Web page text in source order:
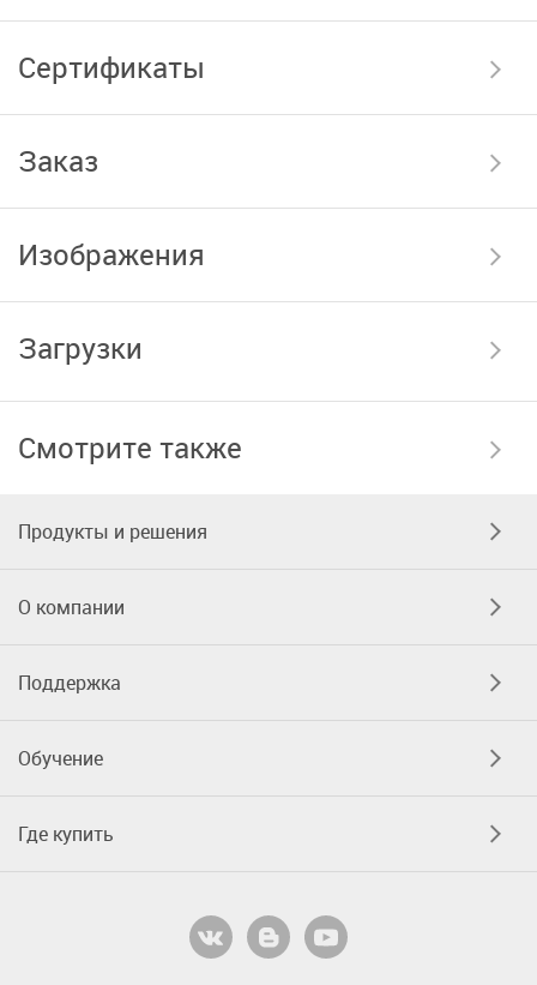
Сертификаты
Заказ
Изображения
Загрузки
Смотрите также
Продукты и решения
О компании
Поддержка
Обучение
Где купить